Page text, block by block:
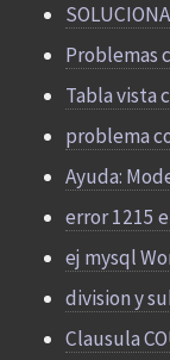
Problemas
Tabla vista
problema
Ayuda:
error 1215
ej mysql
division y
Clausula